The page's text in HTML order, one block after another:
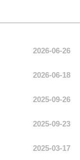
2026-06-26
2026-06-18
2025-09-26
2025-09-23
2025-03-17